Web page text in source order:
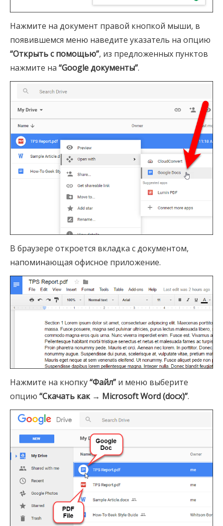
Нажмите на документ правой кнопкой мыши, в
появившемся меню наведите указатель на опцию
“Открыть с помощью”, из предложенных пунктов
нажмите на “Google документы”.
В браузере откроется вкладка с документом,
напоминающая офисное приложение.
Нажмите на кнопку“Файл” и меню выберите
опцию “Скачать как → Microsoft Word (docx)”.